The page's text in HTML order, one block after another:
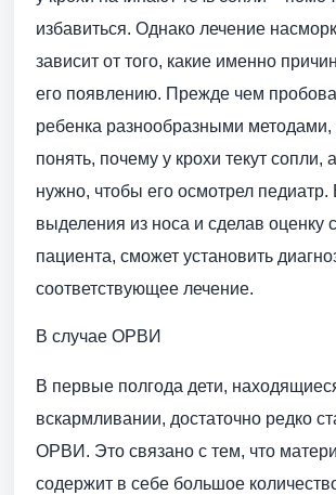
избавиться. Однако лечение
зависит от того, какие именно
его появлению. Прежде чем
ребенка разнообразными
понять, почему у крохи текут сопли,
нужно, чтобы его осмотрел педиатр.
выделения из носа и сделав оценку
пациента, сможет установить
соответствующее лечение.
В случае ОРВИ
В первые полгода дети,
вскармливании, достаточно редко
ОРВИ. Это связано с тем, что
содержит в себе большое